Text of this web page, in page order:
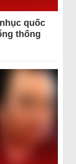
quốc
thống